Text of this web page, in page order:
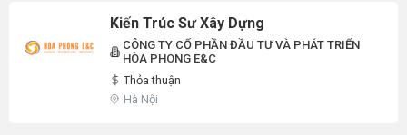
Kiến Trúc Sư Xây Dựng
CÔNG TY CỔ PHẦN ĐẦU TƯ VÀ PHÁT TRIỂN
HÒA PHONG E&C
Thỏa thuận
Hà Nội